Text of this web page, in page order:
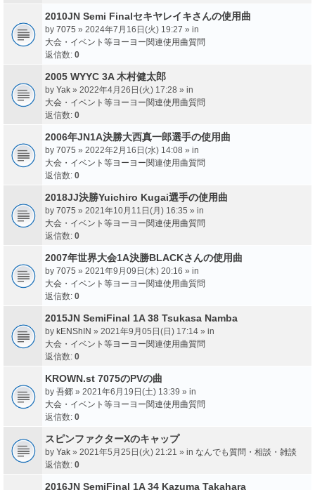
2010JN Semi Finalセキヤレイキさんの使用曲
by 7075 » 2024年7月16日(火) 19:27 » in
大会・イベント等ヨーヨー関連使用曲質問
返信数: 0
2005 WYYC 3A 木村健太郎
by Yak » 2022年4月26日(火) 17:28 » in
大会・イベント等ヨーヨー関連使用曲質問
返信数: 0
2006年JN1A決勝大西真一郎選手の使用曲
by 7075 » 2022年2月16日(水) 14:08 » in
大会・イベント等ヨーヨー関連使用曲質問
返信数: 0
2018JJ決勝Yuichiro Kugai選手の使用曲
by 7075 » 2021年10月11日(月) 16:35 » in
大会・イベント等ヨーヨー関連使用曲質問
返信数: 0
2007年世界大会1A決勝BLACKさんの使用曲
by 7075 » 2021年9月09日(木) 20:16 » in
大会・イベント等ヨーヨー関連使用曲質問
返信数: 0
2015JN SemiFinal 1A 38 Tsukasa Namba
by kENShIN » 2021年9月05日(日) 17:14 » in
大会・イベント等ヨーヨー関連使用曲質問
返信数: 0
KROWN.st 7075のPVの曲
by 吾郷 » 2021年6月19日(土) 13:39 » in
大会・イベント等ヨーヨー関連使用曲質問
返信数: 0
スピンファクターXのキャップ
by Yak » 2021年5月25日(火) 21:21 » in なんでも質問・相談・雑談
返信数: 0
2016JN SemiFinal 1A 34 Kazuma Takahara